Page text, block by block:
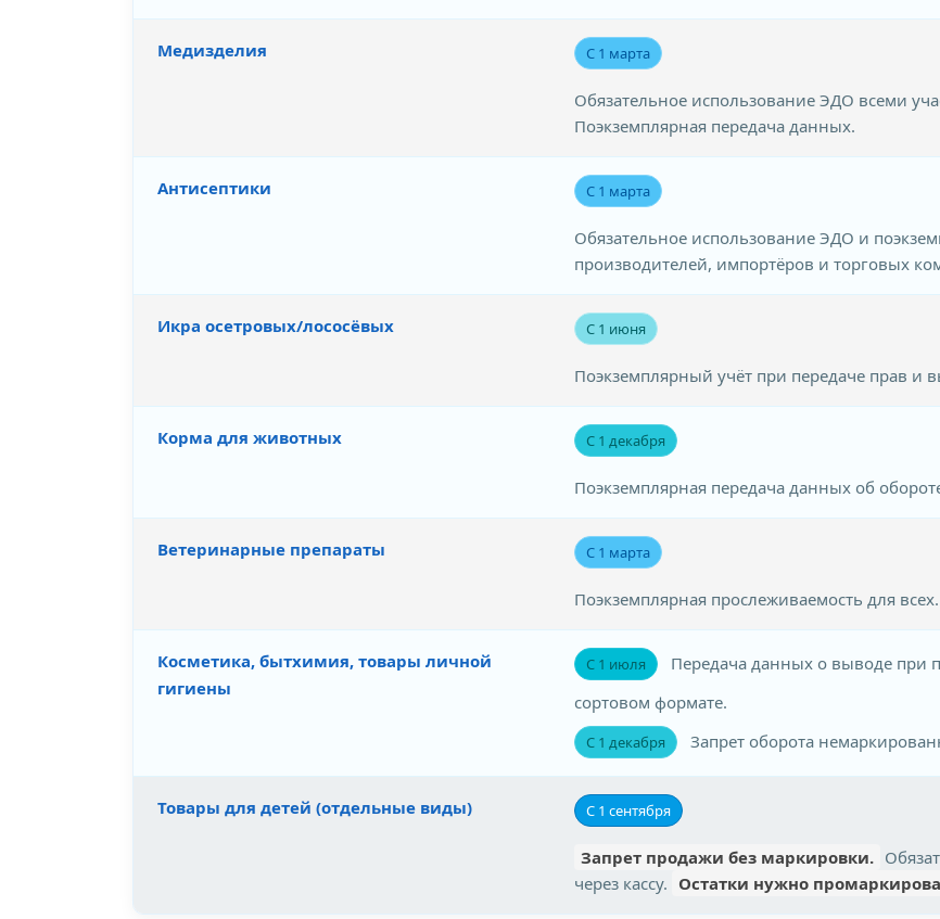
Медизделия С 1 марта
Обязательное использование ЭДО всеми
Поэкземплярная передача данных.
Антисептики С 1 марта
Обязательное использование ЭДО и
производителей, импортёров и торговых
Икра осетровых/лососёвых С 1 июня
Поэкземплярный учёт при передаче прав и
Корма для животных С 1 декабря
Поэкземплярная передача данных об
Ветеринарные препараты С 1 марта
Поэкземплярная прослеживаемость для
Косметика, бытхимия, товары личной
гигиены
С 1 июля
Передача данных о выводе при
сортовом формате.
С 1 декабря Запрет оборота
Товары для детей (отдельные виды) С 1 сентября
Запрет продажи без маркировки.
через кассу. Остатки нужно